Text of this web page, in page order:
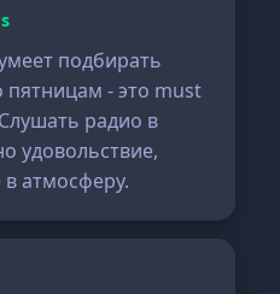
подбирать
пятницам - это must
радио в
удовольствие,
атмосферу.